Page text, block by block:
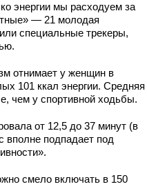
энергии мы расходуем за
— 21 молодая
специальные трекеры,
отнимает у женщин в
101 ккал энергии. Средняя
чем у спортивной ходьбы.
от 12,5 до 37 минут (в
вполне подпадает под
смело включать в 150